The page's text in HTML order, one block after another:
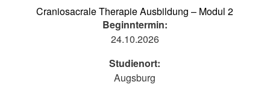
Craniosacrale Therapie Ausbildung – Modul 2
Beginntermin:
24.10.2026
Studienort:
Augsburg